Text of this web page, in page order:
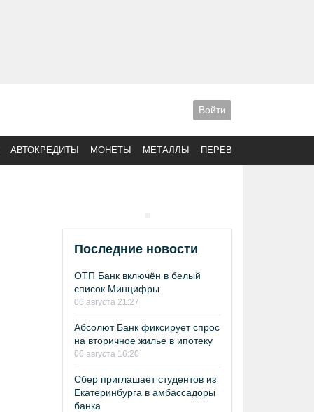
Войти
АВТОКРЕДИТЫ МОНЕТЫ МЕТАЛЛЫ ПЕРЕВОДЫ
Последние новости
ОТП Банк включён в белый
список Минцифры
06 августа 21:27
Абсолют Банк фиксирует спрос
на вторичное жилье в ипотеку
06 августа 16:20
Сбер приглашает студентов из
Екатеринбурга в амбассадоры
банка